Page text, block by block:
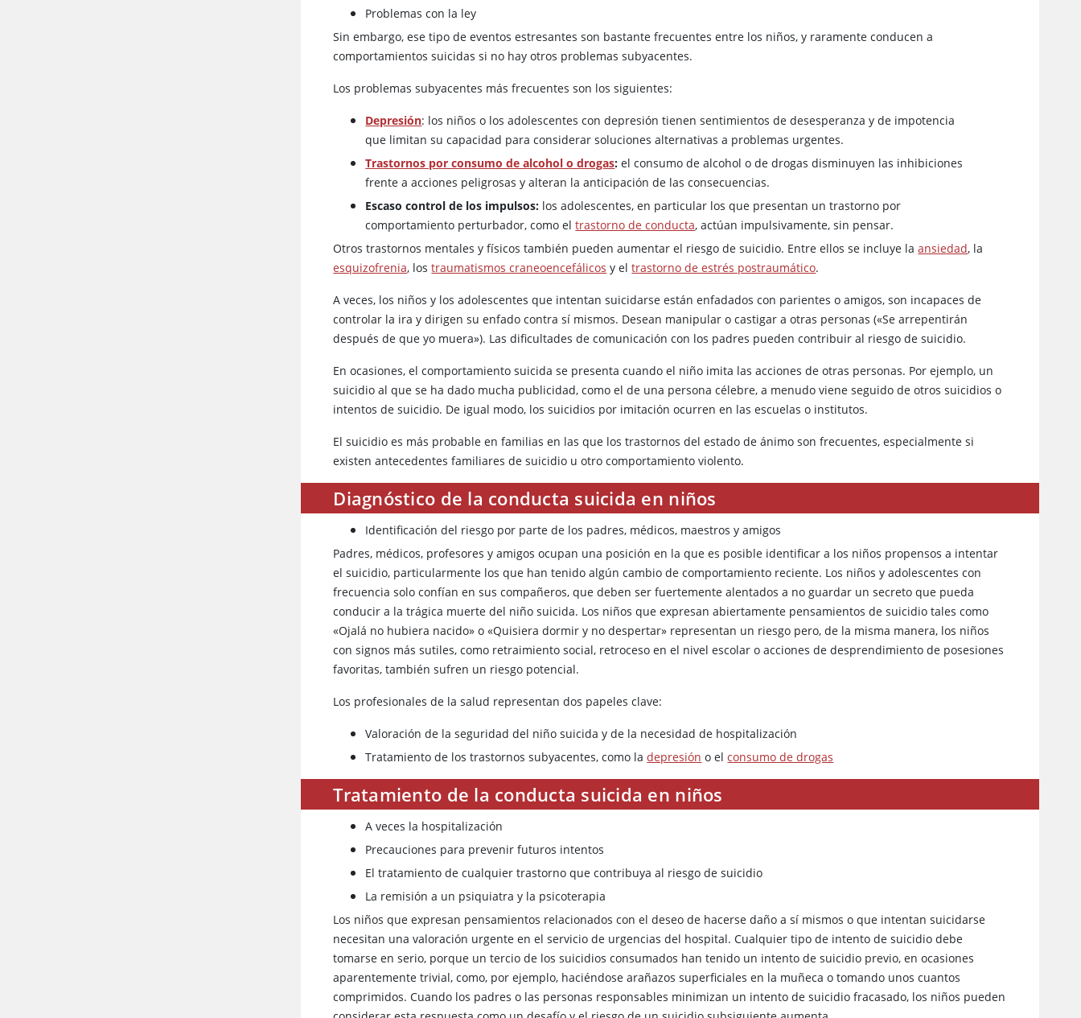
Problemas con la ley
Sin embargo, ese tipo de eventos estresantes son bastante frecuentes entre los niños, y raramente conducen a
comportamientos suicidas si no hay otros problemas subyacentes.
Los problemas subyacentes más frecuentes son los siguientes:
Depresión: los niños o los adolescentes con depresión tienen sentimientos de desesperanza y de impotencia
que limitan su capacidad para considerar soluciones alternativas a problemas urgentes.
Trastornos por consumo de alcohol o drogas: el consumo de alcohol o de drogas disminuyen las inhibiciones
frente a acciones peligrosas y alteran la anticipación de las consecuencias.
Escaso control de los impulsos: los adolescentes, en particular los que presentan un trastorno por
comportamiento perturbador, como eltrastorno de conducta, actúan impulsivamente, sin pensar.
Otros trastornos mentales y físicos también pueden aumentar el riesgo de suicidio. Entre ellos se incluye laansiedad, la
esquizofrenia, lostraumatismos craneoencefálicos y eltrastorno de estrés postraumático.
A veces, los niños y los adolescentes que intentan suicidarse están enfadados con parientes o amigos, son incapaces de
controlar la ira y dirigen su enfado contra sí mismos. Desean manipular o castigar a otras personas («Se arrepentirán
después de que yo muera»). Las dificultades de comunicación con los padres pueden contribuir al riesgo de suicidio.
En ocasiones, el comportamiento suicida se presenta cuando el niño imita las acciones de otras personas. Por ejemplo, un
suicidio al que se ha dado mucha publicidad, como el de una persona célebre, a menudo viene seguido de otros suicidios o
intentos de suicidio. De igual modo, los suicidios por imitación ocurren en las escuelas o institutos.
El suicidio es más probable en familias en las que los trastornos del estado de ánimo son frecuentes, especialmente si
existen antecedentes familiares de suicidio u otro comportamiento violento.
Diagnóstico de la conducta suicida en niños
Identificación del riesgo por parte de los padres, médicos, maestros y amigos
Padres, médicos, profesores y amigos ocupan una posición en la que es posible identificar a los niños propensos a intentar
el suicidio, particularmente los que han tenido algún cambio de comportamiento reciente. Los niños y adolescentes con
frecuencia solo confían en sus compañeros, que deben ser fuertemente alentados a no guardar un secreto que pueda
conducir a la trágica muerte del niño suicida. Los niños que expresan abiertamente pensamientos de suicidio tales como
«Ojalá no hubiera nacido» o «Quisiera dormir y no despertar» representan un riesgo pero, de la misma manera, los niños
con signos más sutiles, como retraimiento social, retroceso en el nivel escolar o acciones de desprendimiento de posesiones
favoritas, también sufren un riesgo potencial.
Los profesionales de la salud representan dos papeles clave:
Valoración de la seguridad del niño suicida y de la necesidad de hospitalización
Tratamiento de los trastornos subyacentes, como ladepresión o elconsumo de drogas
Tratamiento de la conducta suicida en niños
A veces la hospitalización
Precauciones para prevenir futuros intentos
El tratamiento de cualquier trastorno que contribuya al riesgo de suicidio
La remisión a un psiquiatra y la psicoterapia
Los niños que expresan pensamientos relacionados con el deseo de hacerse daño a sí mismos o que intentan suicidarse
necesitan una valoración urgente en el servicio de urgencias del hospital. Cualquier tipo de intento de suicidio debe
tomarse en serio, porque un tercio de los suicidios consumados han tenido un intento de suicidio previo, en ocasiones
aparentemente trivial, como, por ejemplo, haciéndose arañazos superficiales en la muñeca o tomando unos cuantos
comprimidos. Cuando los padres o las personas responsables minimizan un intento de suicidio fracasado, los niños pueden